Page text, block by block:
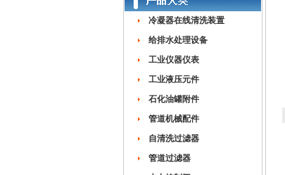
冷凝器在线清洗装置
给排水处理设备
工业仪器仪表
工业液压元件
石化油罐附件
管道机械配件
自清洗过滤器
管道过滤器